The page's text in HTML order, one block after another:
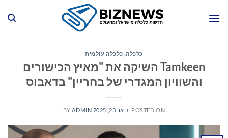
כלכלה, כלכלה עולמית
Tamkeen השיקה את "מאיץ הכישורים
והשוויון המגדרי של בחריין" בדאבוס
POSTED ON ינואר 23, 2025 BY ADMIN